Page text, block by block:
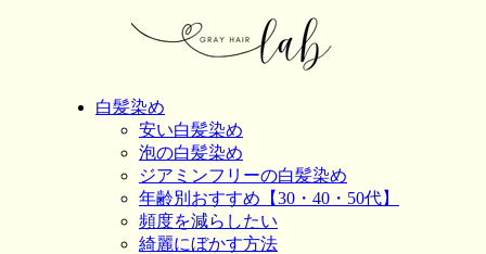
白髪染め
安い白髪染め
泡の白髪染め
ジアミンフリーの白髪染め
年齢別おすすめ【30・40・50代】
頻度を減らしたい
綺麗にぼかす方法